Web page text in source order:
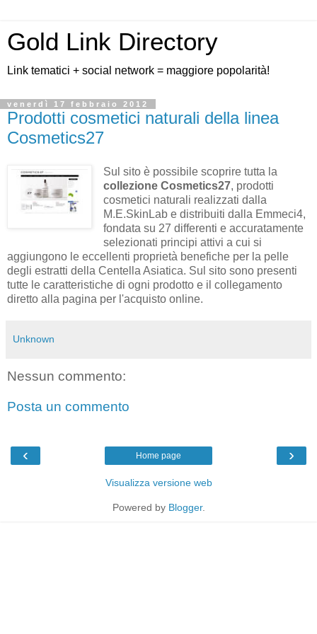
Gold Link Directory
Link tematici + social network = maggiore popolarità!
venerdì 17 febbraio 2012
Prodotti cosmetici naturali della linea
Cosmetics27
Sul sito è possibile scoprire tutta la
collezione Cosmetics27, prodotti
cosmetici naturali realizzati dalla
M.E.SkinLab e distribuiti dalla Emmeci4,
fondata su 27 differenti e accuratamente
selezionati principi attivi a cui si
aggiungono le eccellenti proprietà benefiche per la pelle
degli estratti della Centella Asiatica. Sul sito sono presenti
tutte le caratteristiche di ogni prodotto e il collegamento
diretto alla pagina per l'acquisto online.
Unknown
Nessun commento:
Posta un commento
‹ ›
Home page
Visualizza versione web
Powered by Blogger.